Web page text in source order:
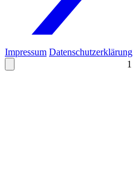
1
Impressum Datenschutzerklärung